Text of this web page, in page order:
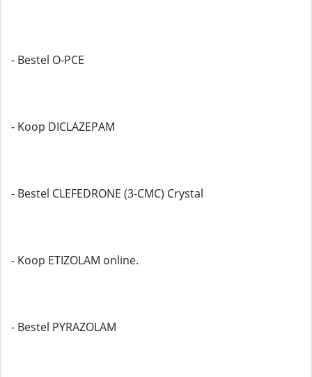
- Bestel O-PCE
- Koop DICLAZEPAM
- Bestel CLEFEDRONE (3-CMC) Crystal
- Koop ETIZOLAM online.
- Bestel PYRAZOLAM